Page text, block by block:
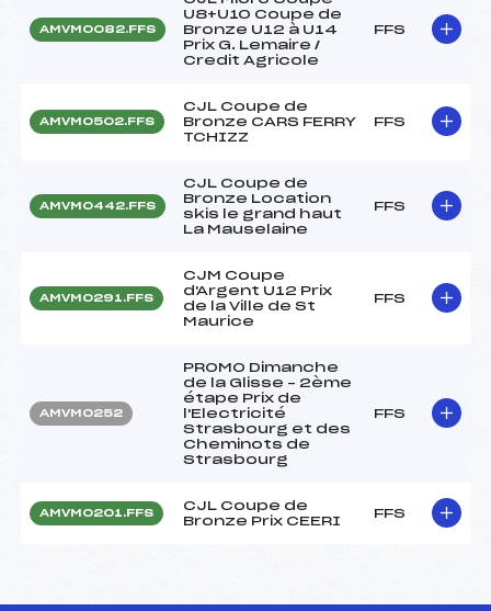
AMVM0082.FFS
U8+U10 Coupe de
Bronze U12 à U14
Prix G. Lemaire /
Credit Agricole
FFS
AMVM0502.FFS
CJL Coupe de
Bronze CARS FERRY
TCHIZZ
FFS
AMVM0442.FFS
CJL Coupe de
Bronze Location
skis le grand haut
La Mauselaine
FFS
AMVM0291.FFS
CJM Coupe
d'Argent U12 Prix
de la Ville de St
Maurice
FFS
AMVM0252
PROMO Dimanche
de la Glisse – 2ème
étape Prix de
l'Electricité
Strasbourg et des
Cheminots de
Strasbourg
FFS
AMVM0201.FFS
CJL Coupe de
Bronze Prix CEERI
FFS